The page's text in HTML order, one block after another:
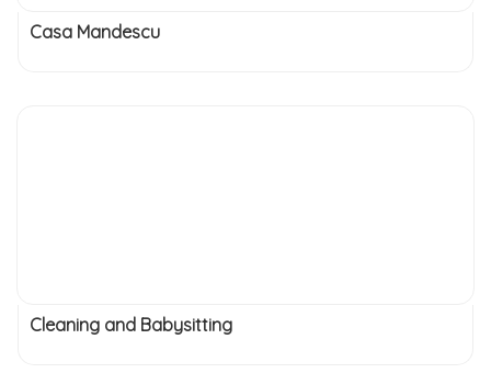
Casa Mandescu
Cleaning and Babysitting